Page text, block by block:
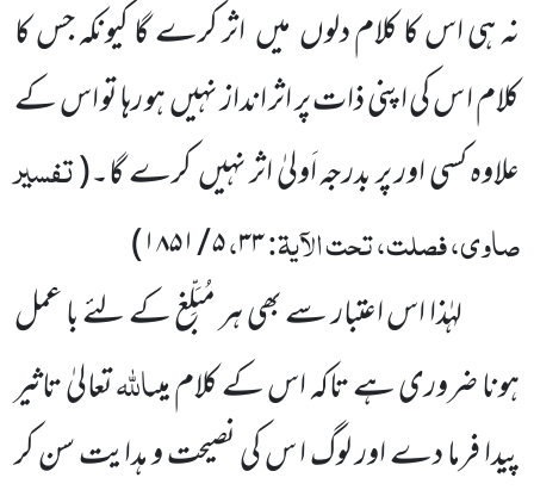
نہ ہی اس کا کلام دلوں میں اثر کرے گا کیونکہ جس کا
کلام ا س کی اپنی ذات پر اثر انداز نہیں ہو رہا تو اس کے
علاوہ کسی اور پر بدرجہ اَولیٰ اثر نہیں کرے گا۔(تفسیر
صاوی، فصلت، تحت الآیۃ:۳۳،۵ / ۱۸۵۱
)
لہٰذا اس اعتبار سے بھی ہر مُبَلِّغ کے لئے با عمل
ہونا ضروری ہے تاکہ اس کے کلام میںاللہتعالیٰ تاثیر
پیدا فرما دے اور لوگ ا س کی نصیحت و ہدایت سن کر